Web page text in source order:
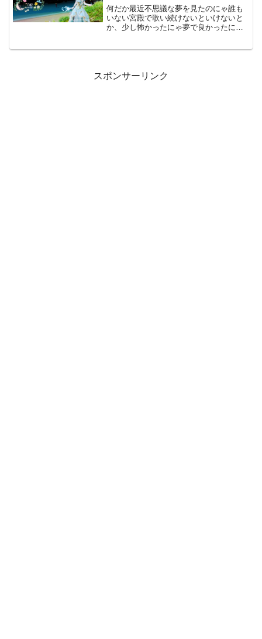
何だか最近不思議な夢を見たのにゃ誰も
いない宮殿で歌い続けないといけないと
か、少し怖かったにゃ夢で良かったにゃ
スポンサーリンク